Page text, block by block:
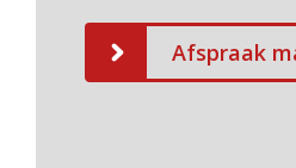
Afspraak